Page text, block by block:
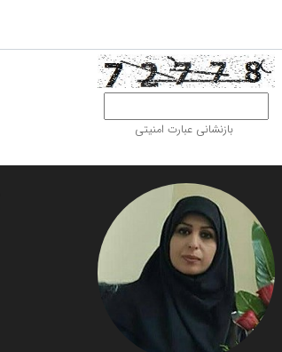
بازنشانی عبارت امنیتی